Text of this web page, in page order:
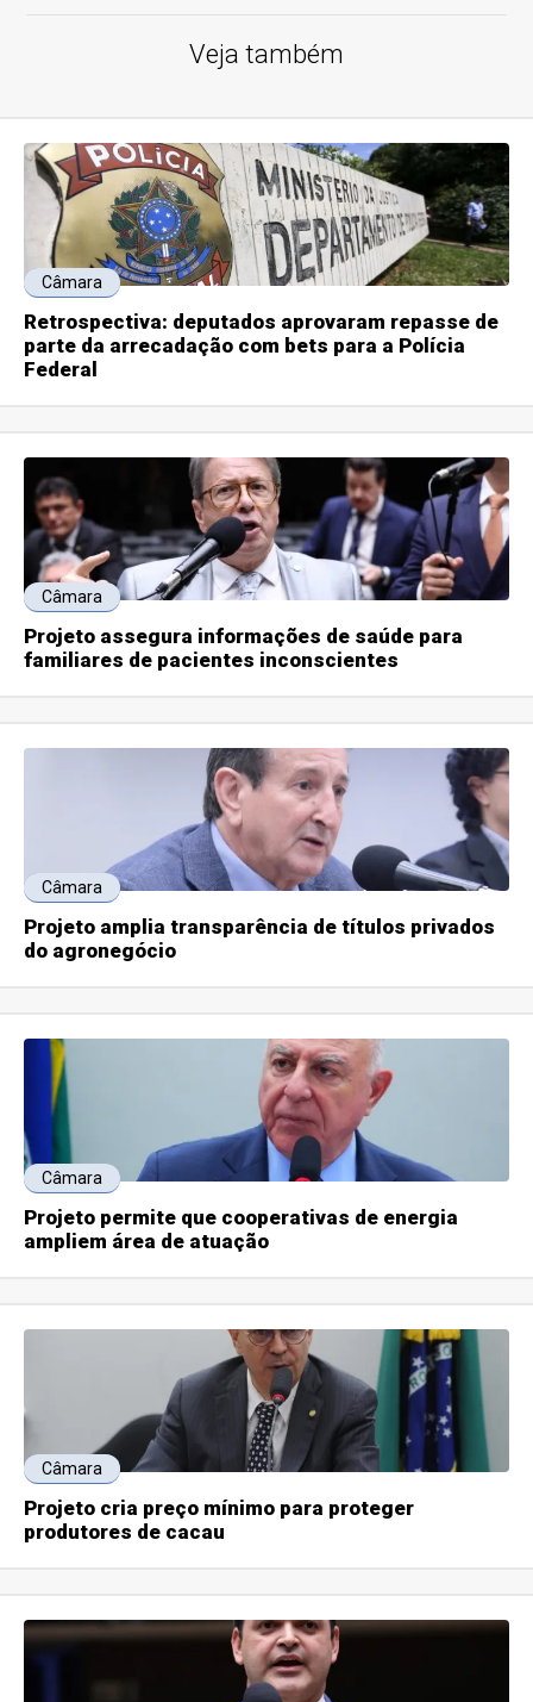
Veja também
Câmara
Retrospectiva: deputados aprovaram repasse de
parte da arrecadação com bets para a Polícia
Federal
Câmara
Projeto assegura informações de saúde para
familiares de pacientes inconscientes
Câmara
Projeto amplia transparência de títulos privados
do agronegócio
Câmara
Projeto permite que cooperativas de energia
ampliem área de atuação
Câmara
Projeto cria preço mínimo para proteger
produtores de cacau